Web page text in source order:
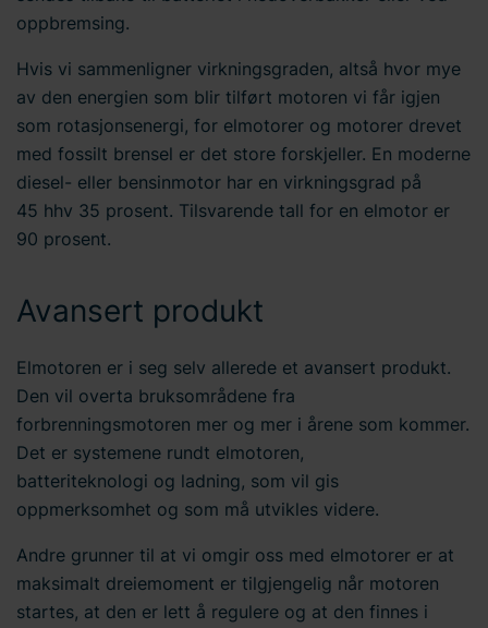
oppbremsing.
Hvis vi sammenligner virkningsgraden, altså hvor mye
av den energien som blir tilført motoren vi får igjen
som rotasjonsenergi, for elmotorer og motorer drevet
med fossilt brensel er det store forskjeller. En moderne
diesel- eller bensinmotor har en virkningsgrad på
45 hhv 35 prosent. Tilsvarende tall for en elmotor er
90 prosent.
Avansert produkt
Elmotoren er i seg selv allerede et avansert produkt.
Den vil overta bruksområdene fra
forbrenningsmotoren mer og mer i årene som kommer.
Det er systemene rundt elmotoren,
batteriteknologi og ladning, som vil gis
oppmerksomhet og som må utvikles videre.
Andre grunner til at vi omgir oss med elmotorer er at
maksimalt dreiemoment er tilgjengelig når motoren
startes, at den er lett å regulere og at den finnes i